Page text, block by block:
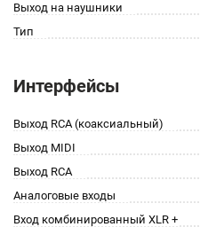
Выход на наушники
Тип
Интерфейсы
Выход RCA (коаксиальный)
Выход MIDI
Выход RCA
Аналоговые входы
Вход комбинированный XLR +